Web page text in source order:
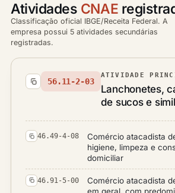
Atividades CNAE
Classificação oficial IBGE/Receita Federal. A
empresa possui 5 atividades secundárias
registradas.
56.11-2-03
ATIVIDADE
Lanchonetes,
de sucos e
46.49-4-08
Comércio atacadista
higiene, limpeza e
domiciliar
46.91-5-00
Comércio atacadista